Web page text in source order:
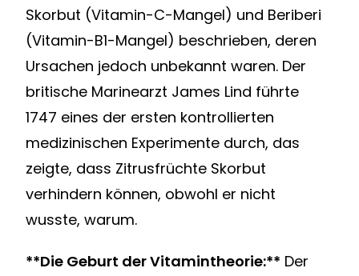
Skorbut (Vitamin-C-Mangel) und Beriberi
(Vitamin-B1-Mangel) beschrieben, deren
Ursachen jedoch unbekannt waren. Der
britische Marinearzt James Lind führte
1747 eines der ersten kontrollierten
medizinischen Experimente durch, das
zeigte, dass Zitrusfrüchte Skorbut
verhindern können, obwohl er nicht
wusste, warum.
**Die Geburt der Vitamintheorie:** Der